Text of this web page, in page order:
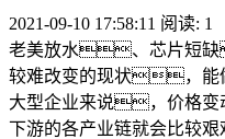
2021-09-10 17:58:11 阅读: 1
老美放水、芯片短
较难改变的现状，能
大型企业来说，价格
下游的各产业链就会比较